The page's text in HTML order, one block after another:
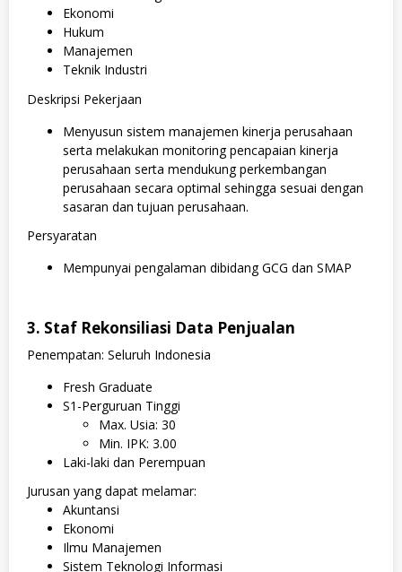
Ekonomi
Hukum
Manajemen
Teknik Industri
Deskripsi Pekerjaan
Menyusun sistem manajemen kinerja perusahaan
serta melakukan monitoring pencapaian kinerja
perusahaan serta mendukung perkembangan
perusahaan secara optimal sehingga sesuai dengan
sasaran dan tujuan perusahaan.
Persyaratan
Mempunyai pengalaman dibidang GCG dan SMAP
3. Staf Rekonsiliasi Data Penjualan
Penempatan: Seluruh Indonesia
Fresh Graduate
S1-Perguruan Tinggi
Max. Usia: 30
Min. IPK: 3.00
Laki-laki dan Perempuan
Jurusan yang dapat melamar:
Akuntansi
Ekonomi
Ilmu Manajemen
Sistem Teknologi Informasi